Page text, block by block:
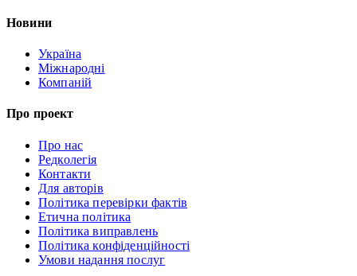
Новини
Україна
Міжнародні
Компаній
Про проект
Про нас
Редколегія
Контакти
Для авторів
Політика перевірки фактів
Етична політика
Політика виправлень
Політика конфіденційності
Умови надання послуг